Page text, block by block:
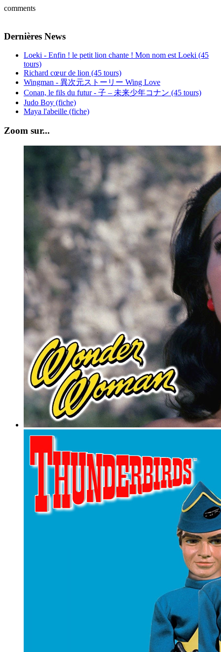
comments
Dernières News
Loeki - Enfin ! le petit lion chante ! Mon nom est Loeki (45
tours)
Richard cœur de lion (45 tours)
Wingman - 異次元ストーリー Wing Love
Conan, le fils du futur - 子 – 未来少年コナン (45 tours)
Judo Boy (fiche)
Maya l'abeille (fiche)
Zoom sur...